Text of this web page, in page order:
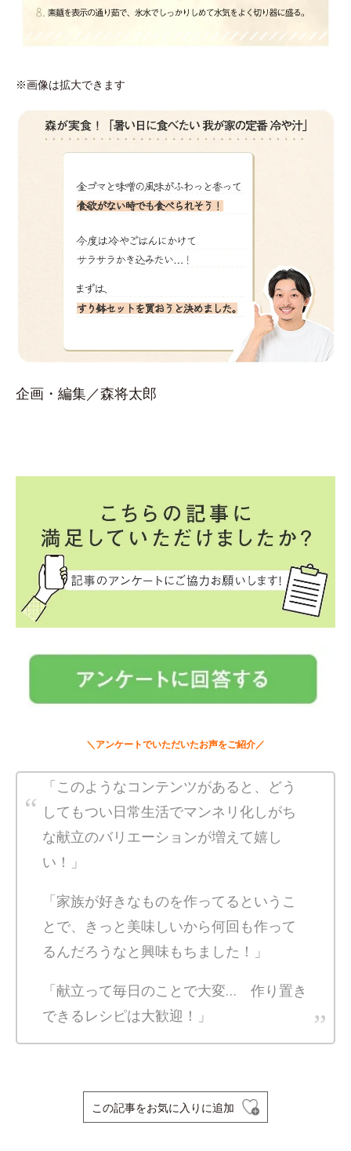
※画像は拡大できます
企画・編集／森将太郎
＼アンケートでいただいたお声をご紹介／
「このようなコンテンツがあると、どう
してもつい日常生活でマンネリ化しがち
な献立のバリエーションが増えて嬉し
い！」
「家族が好きなものを作ってるというこ
とで、きっと美味しいから何回も作って
るんだろうなと興味もちました！」
「献立って毎日のことで大変… 作り置き
できるレシピは大歓迎！」
この記事をお気に入りに追加